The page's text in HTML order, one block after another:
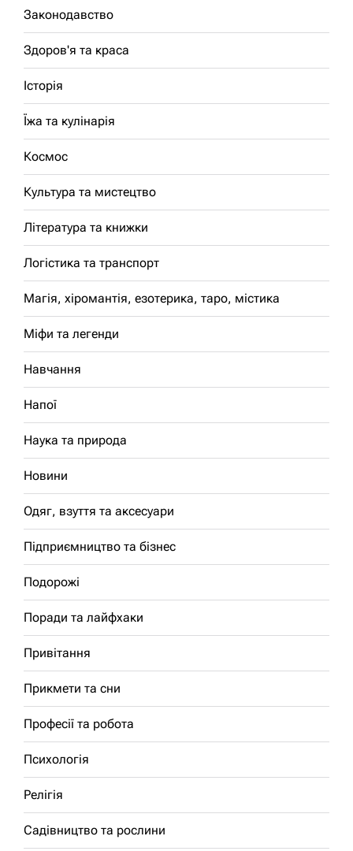
Законодавство
Здоров'я та краса
Історія
Їжа та кулінарія
Космос
Культура та мистецтво
Література та книжки
Логістика та транспорт
Магія, хіромантія, езотерика, таро, містика
Міфи та легенди
Навчання
Напої
Наука та природа
Новини
Одяг, взуття та аксесуари
Підприємництво та бізнес
Подорожі
Поради та лайфхаки
Привітання
Прикмети та сни
Професії та робота
Психологія
Релігія
Садівництво та рослини